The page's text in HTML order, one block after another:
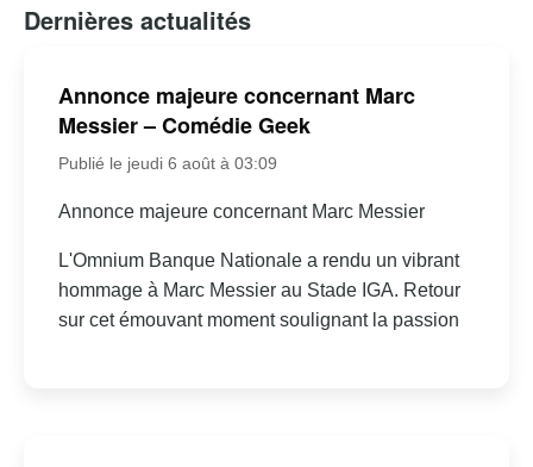
Dernières actualités
Annonce majeure concernant Marc
Messier – Comédie Geek
Publié le jeudi 6 août à 03:09
Annonce majeure concernant Marc Messier
L'Omnium Banque Nationale a rendu un vibrant
hommage à Marc Messier au Stade IGA. Retour
sur cet émouvant moment soulignant la passion